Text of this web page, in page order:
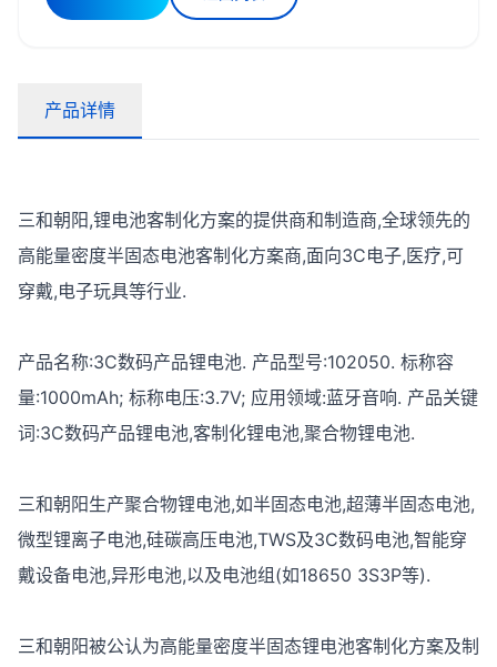
产品详情
三和朝阳,锂电池客制化方案的提供商和制造商,全球领先的
高能量密度半固态电池客制化方案商,面向3C电子,医疗,可
穿戴,电子玩具等行业.
产品名称:3C数码产品锂电池. 产品型号:102050. 标称容
量:1000mAh; 标称电压:3.7V; 应用领域:蓝牙音响. 产品关键
词:3C数码产品锂电池,客制化锂电池,聚合物锂电池.
三和朝阳生产聚合物锂电池,如半固态电池,超薄半固态电池,
微型锂离子电池,硅碳高压电池,TWS及3C数码电池,智能穿
戴设备电池,异形电池,以及电池组(如18650 3S3P等).
三和朝阳被公认为高能量密度半固态锂电池客制化方案及制